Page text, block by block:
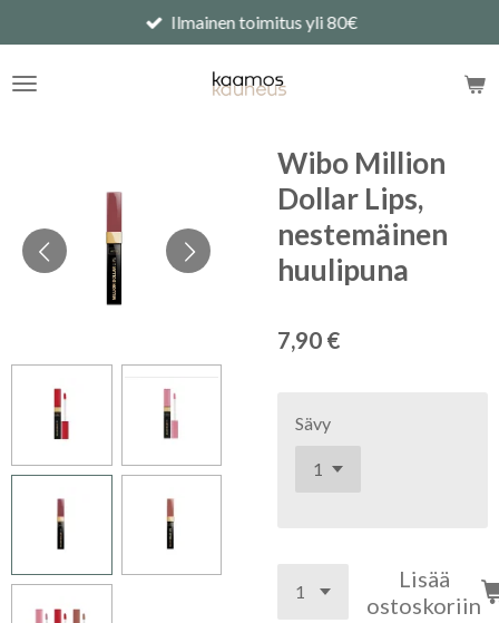
pääsisältöön
Ilmainen toimitus yli 80€
Wibo Million
Dollar Lips,
nestemäinen
huulipuna
7,90 €
Sävy
Lisää
ostoskoriin